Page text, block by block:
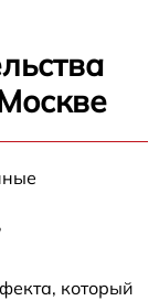
который